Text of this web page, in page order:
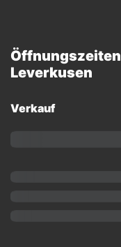
Öffnungszeiten
Leverkusen
Verkauf